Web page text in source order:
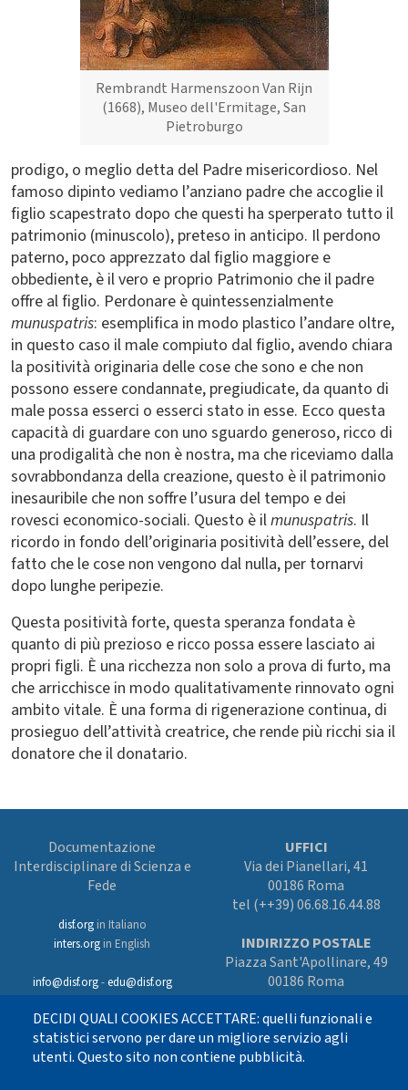
Rembrandt Harmenszoon Van Rijn
(1668), Museo dell'Ermitage, San
Pietroburgo
prodigo, o meglio detta del Padre misericordioso. Nel
famoso dipinto vediamo l’anziano padre che accoglie il
figlio scapestrato dopo che questi ha sperperato tutto il
patrimonio (minuscolo), preteso in anticipo. Il perdono
paterno, poco apprezzato dal figlio maggiore e
obbediente, è il vero e proprio Patrimonio che il padre
offre al figlio. Perdonare è quintessenzialmente
munuspatris: esemplifica in modo plastico l’andare oltre,
in questo caso il male compiuto dal figlio, avendo chiara
la positività originaria delle cose che sono e che non
possono essere condannate, pregiudicate, da quanto di
male possa esserci o esserci stato in esse. Ecco questa
capacità di guardare con uno sguardo generoso, ricco di
una prodigalità che non è nostra, ma che riceviamo dalla
sovrabbondanza della creazione, questo è il patrimonio
inesauribile che non soffre l’usura del tempo e dei
rovesci economico-sociali. Questo è ilmunuspatris. Il
ricordo in fondo dell’originaria positività dell’essere, del
fatto che le cose non vengono dal nulla, per tornarvi
dopo lunghe peripezie.
Questa positività forte, questa speranza fondata è
quanto di più prezioso e ricco possa essere lasciato ai
propri figli. È una ricchezza non solo a prova di furto, ma
che arricchisce in modo qualitativamente rinnovato ogni
ambito vitale. È una forma di rigenerazione continua, di
prosieguo dell’attività creatrice, che rende più ricchi sia il
donatore che il donatario.
Documentazione
Interdisciplinare di Scienza e
Fede
disf.orgin Italiano
inters.org in English
info@disf.org-edu@disf.org
UFFICI
Via dei Pianellari, 41
00186 Roma
tel (++39) 06.68.16.44.88
INDIRIZZO POSTALE
Piazza Sant'Apollinare, 49
00186 Roma
In collaborazione
con il Servizio
nazionale della CEI
per il progetto
DECIDI QUALI COOKIES ACCETTARE: quelli funzionali e
statistici servono per dare un migliore servizio agli
utenti. Questo sito non contiene pubblicità.